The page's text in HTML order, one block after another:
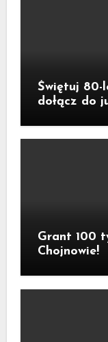
Świętuj 80-
dołącz do
Grant 100
Chojnowie!